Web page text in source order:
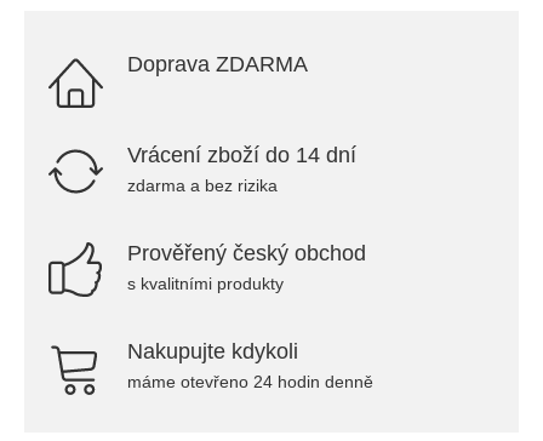
Doprava ZDARMA
Vrácení zboží do 14 dní
zdarma a bez rizika
Prověřený český obchod
s kvalitními produkty
Nakupujte kdykoli
máme otevřeno 24 hodin denně